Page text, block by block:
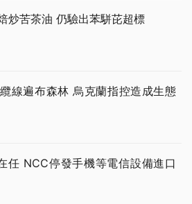
炒苦茶油 仍驗出苯駢芘超標
線遍布森林 烏克蘭指控造成生態
任 NCC停發手機等電信設備進口